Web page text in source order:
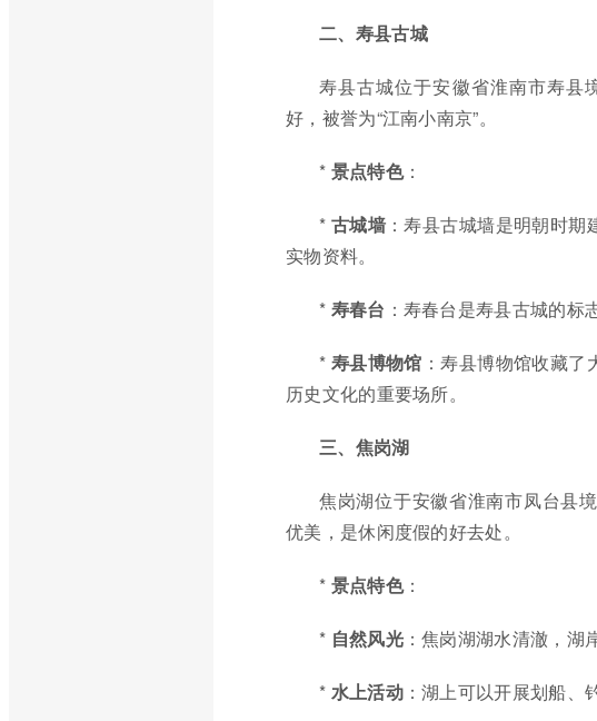
二、寿县古城
寿县古城位于安徽省淮南市寿县
好，被誉为“江南小南京”。
* 景点特色：
* 古城墙 ：寿县古城墙是明朝时
实物资料。
* 寿春台 ：寿春台是寿县古城的
* 寿县博物馆 ：寿县博物馆收藏
历史文化的重要场所。
三、焦岗湖
焦岗湖位于安徽省淮南市凤台县
优美，是休闲度假的好去处。
* 景点特色：
* 自然风光：焦岗湖湖水清澈，湖
* 水上活动：湖上可以开展划船、